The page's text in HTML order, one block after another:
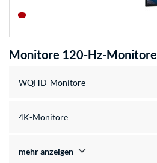
Monitore 120-Hz-Monitore
WQHD-Monitore
4K-Monitore
mehr anzeigen